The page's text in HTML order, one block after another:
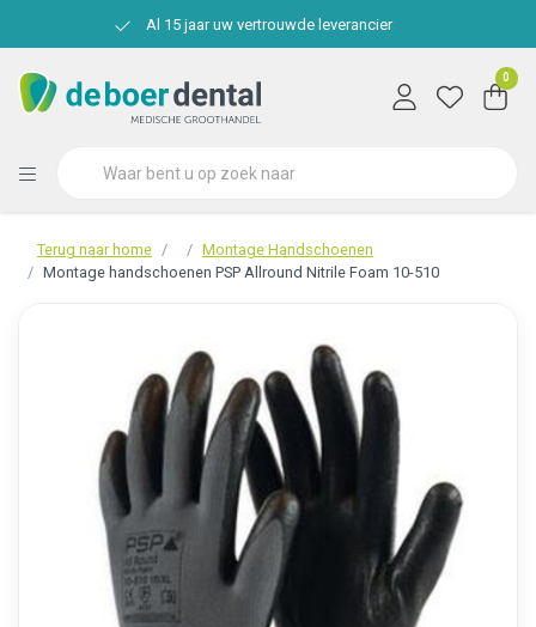
Al 15 jaar uw vertrouwde leverancier
0
Terug naar home
Montage Handschoenen
Montage handschoenen PSP Allround Nitrile Foam 10-510